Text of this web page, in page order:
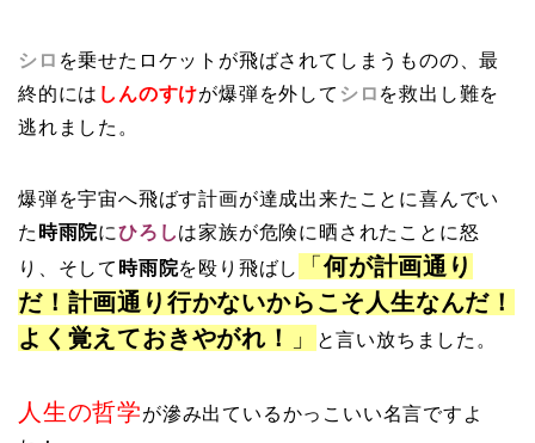
シロ を乗せたロケットが飛ばされてしまうものの、最
終的には しんのすけが爆弾を外して シロ を救出し難を
逃れました。
爆弾を宇宙へ飛ばす計画が達成出来たことに喜んでい
た 時雨院にひろしは家族が危険に晒されたことに怒
り、そして 時雨院を殴り飛ばし 「何が計画通り
だ！計画通り行かないからこそ人生なんだ！
よく覚えておきやがれ！
」 と言い放ちました。
人生の哲学が滲み出ているかっこいい名言ですよ